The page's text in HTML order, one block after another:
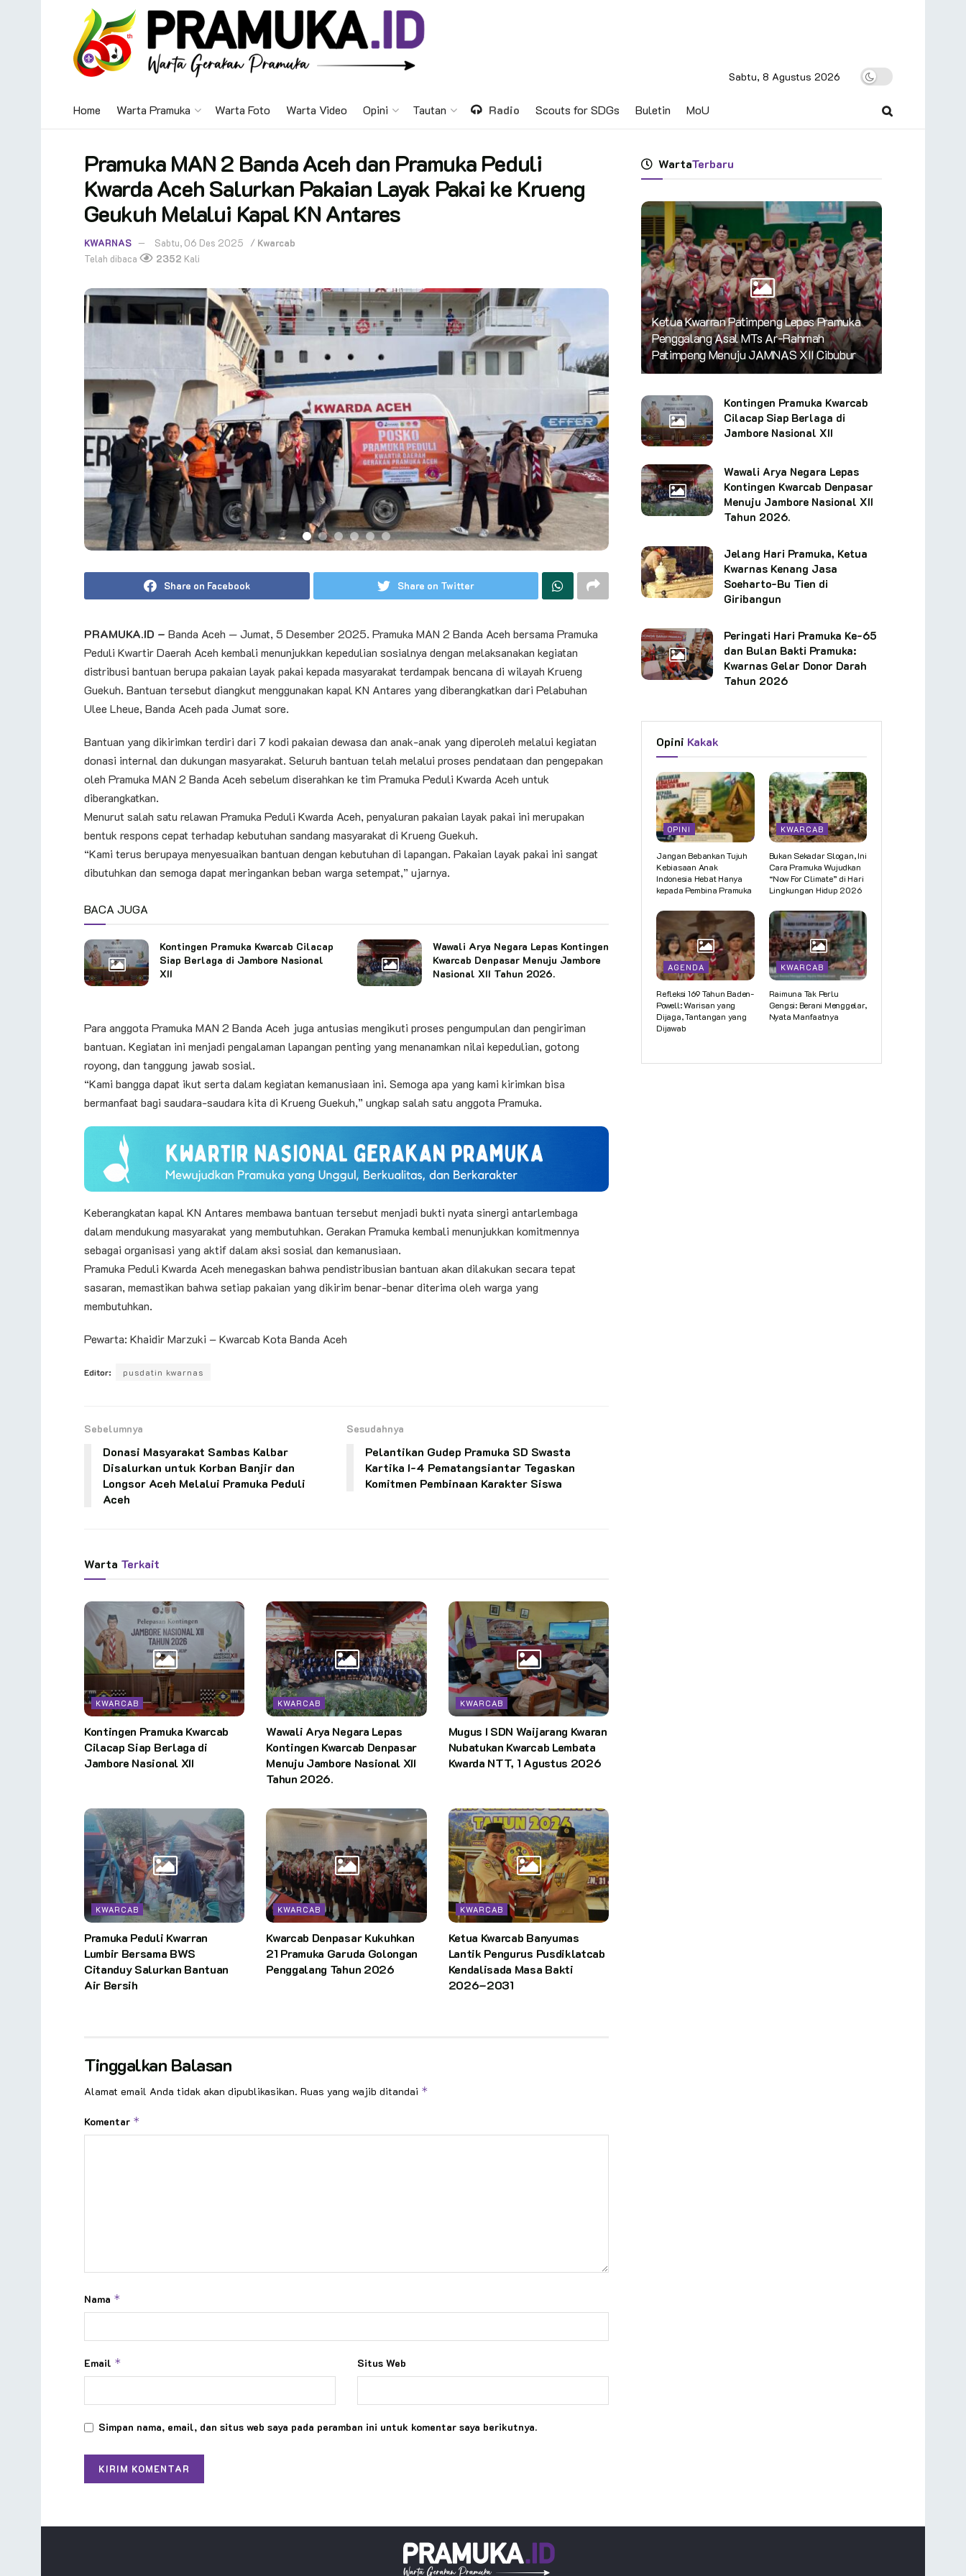
Sabtu, 8 Agustus 2026
Home Warta Pramuka Warta Foto Warta Video Opini Tautan Radio Scouts for SDGs Buletin MoU
Pramuka MAN 2 Banda Aceh dan Pramuka Peduli
Kwarda Aceh Salurkan Pakaian Layak Pakai ke Krueng
Geukuh Melalui Kapal KN Antares
KWARNAS Sabtu, 06 Des 2025 / Kwarcab
Telah dibaca
2352 Kali
Share on Facebook Share on Twitter
PRAMUKA.ID – Banda Aceh — Jumat, 5 Desember 2025. Pramuka MAN 2 Banda Aceh bersama Pramuka
Peduli Kwartir Daerah Aceh kembali menunjukkan kepedulian sosialnya dengan melaksanakan kegiatan
distribusi bantuan berupa pakaian layak pakai kepada masyarakat terdampak bencana di wilayah Krueng
Guekuh. Bantuan tersebut diangkut menggunakan kapal KN Antares yang diberangkatkan dari Pelabuhan
Ulee Lheue, Banda Aceh pada Jumat sore.
Bantuan yang dikirimkan terdiri dari 7 kodi pakaian dewasa dan anak-anak yang diperoleh melalui kegiatan
donasi internal dan dukungan masyarakat. Seluruh bantuan telah melalui proses pendataan dan pengepakan
oleh Pramuka MAN 2 Banda Aceh sebelum diserahkan ke tim Pramuka Peduli Kwarda Aceh untuk
diberangkatkan.
Menurut salah satu relawan Pramuka Peduli Kwarda Aceh, penyaluran pakaian layak pakai ini merupakan
bentuk respons cepat terhadap kebutuhan sandang masyarakat di Krueng Guekuh.
“Kami terus berupaya menyesuaikan bantuan dengan kebutuhan di lapangan. Pakaian layak pakai ini sangat
dibutuhkan dan semoga dapat meringankan beban warga setempat,” ujarnya.
BACA JUGA
Kontingen Pramuka Kwarcab Cilacap
Siap Berlaga di Jambore Nasional
XII
Wawali Arya Negara Lepas Kontingen
Kwarcab Denpasar Menuju Jambore
Nasional XII Tahun 2026.
Para anggota Pramuka MAN 2 Banda Aceh juga antusias mengikuti proses pengumpulan dan pengiriman
bantuan. Kegiatan ini menjadi pengalaman lapangan penting yang menanamkan nilai kepedulian, gotong
royong, dan tanggung jawab sosial.
“Kami bangga dapat ikut serta dalam kegiatan kemanusiaan ini. Semoga apa yang kami kirimkan bisa
bermanfaat bagi saudara-saudara kita di Krueng Guekuh,” ungkap salah satu anggota Pramuka.
Keberangkatan kapal KN Antares membawa bantuan tersebut menjadi bukti nyata sinergi antarlembaga
dalam mendukung masyarakat yang membutuhkan. Gerakan Pramuka kembali menunjukkan komitmennya
sebagai organisasi yang aktif dalam aksi sosial dan kemanusiaan.
Pramuka Peduli Kwarda Aceh menegaskan bahwa pendistribusian bantuan akan dilakukan secara tepat
sasaran, memastikan bahwa setiap pakaian yang dikirim benar-benar diterima oleh warga yang
membutuhkan.
Pewarta: Khaidir Marzuki – Kwarcab Kota Banda Aceh
Editor: pusdatin kwarnas
Sebelumnya
Donasi Masyarakat Sambas Kalbar
Disalurkan untuk Korban Banjir dan
Longsor Aceh Melalui Pramuka Peduli
Aceh
Sesudahnya
Pelantikan Gudep Pramuka SD Swasta
Kartika I-4 Pematangsiantar Tegaskan
Komitmen Pembinaan Karakter Siswa
Warta Terkait
KWARCAB
Kontingen Pramuka Kwarcab
Cilacap Siap Berlaga di
Jambore Nasional XII
KWARCAB
Wawali Arya Negara Lepas
Kontingen Kwarcab Denpasar
Menuju Jambore Nasional XII
Tahun 2026.
KWARCAB
Mugus I SDN Waijarang Kwaran
Nubatukan Kwarcab Lembata
Kwarda NTT, 1 Agustus 2026
KWARCAB
Pramuka Peduli Kwarran
Lumbir Bersama BWS
Citanduy Salurkan Bantuan
Air Bersih
KWARCAB
Kwarcab Denpasar Kukuhkan
21 Pramuka Garuda Golongan
Penggalang Tahun 2026
KWARCAB
Ketua Kwarcab Banyumas
Lantik Pengurus Pusdiklatcab
Kendalisada Masa Bakti
2026–2031
Tinggalkan Balasan
Alamat email Anda tidak akan dipublikasikan. Ruas yang wajib ditandai *
Komentar *
Nama *
Email * Situs Web
Simpan nama, email, dan situs web saya pada peramban ini untuk komentar saya berikutnya.
WartaTerbaru
Ketua Kwarran Patimpeng Lepas Pramuka
Penggalang Asal MTs Ar-Rahmah
Patimpeng Menuju JAMNAS XII Cibubur
Kontingen Pramuka Kwarcab
Cilacap Siap Berlaga di
Jambore Nasional XII
Wawali Arya Negara Lepas
Kontingen Kwarcab Denpasar
Menuju Jambore Nasional XII
Tahun 2026.
Jelang Hari Pramuka, Ketua
Kwarnas Kenang Jasa
Soeharto-Bu Tien di
Giribangun
Peringati Hari Pramuka Ke-65
dan Bulan Bakti Pramuka:
Kwarnas Gelar Donor Darah
Tahun 2026
Opini Kakak
OPINI
Jangan Bebankan Tujuh
Kebiasaan Anak
Indonesia Hebat Hanya
kepada Pembina Pramuka
KWARCAB
Bukan Sekadar Slogan, Ini
Cara Pramuka Wujudkan
“Now For Climate” di Hari
Lingkungan Hidup 2026
AGENDA
Refleksi 169 Tahun Baden-
Powell: Warisan yang
Dijaga, Tantangan yang
Dijawab
KWARCAB
Raimuna Tak Perlu
Gengsi: Berani Menggelar,
Nyata Manfaatnya